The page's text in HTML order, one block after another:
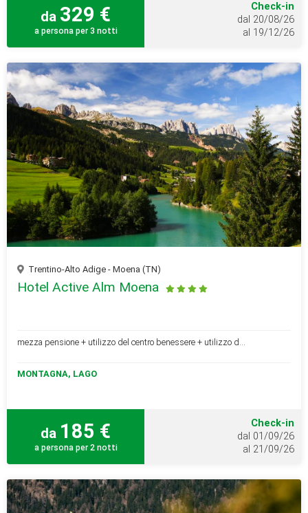
da 329 €
a persona per 3 notti
Check-in
dal 20/08/26
al 19/12/26
Trentino-Alto Adige - Moena (TN)
Hotel Active Alm Moena
mezza pensione + utilizzo del centro benessere + utilizzo d...
MONTAGNA, LAGO
da 185 €
a persona per 2 notti
Check-in
dal 01/09/26
al 21/09/26